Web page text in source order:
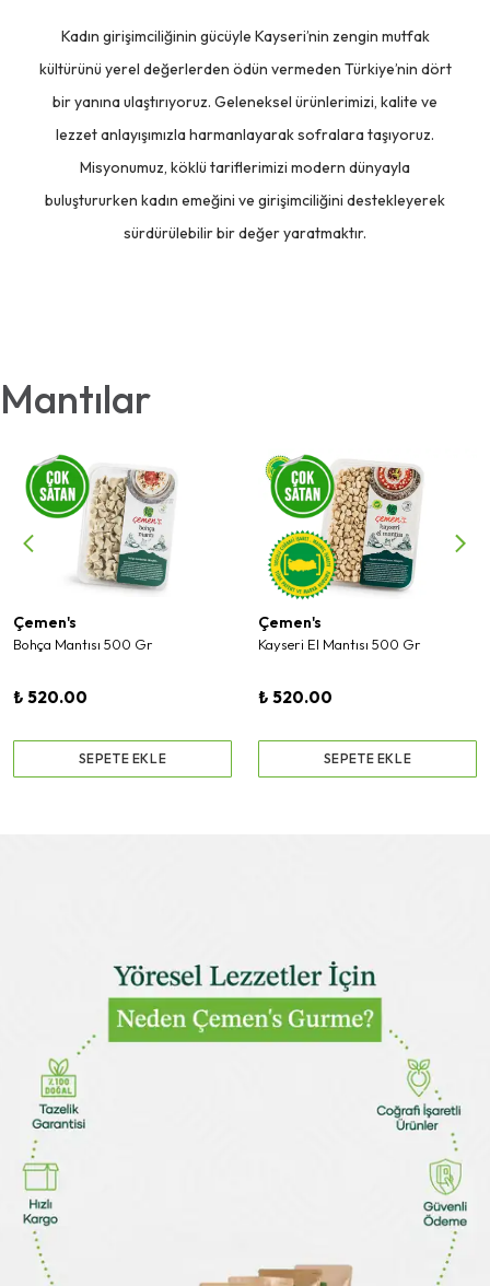
Kadın girişimciliğinin gücüyle Kayseri’nin zengin mutfak
kültürünü yerel değerlerden ödün vermeden Türkiye’nin dört
bir yanına ulaştırıyoruz. Geleneksel ürünlerimizi, kalite ve
lezzet anlayışımızla harmanlayarak sofralara taşıyoruz.
Misyonumuz, köklü tariflerimizi modern dünyayla
buluştururken kadın emeğini ve girişimciliğini destekleyerek
sürdürülebilir bir değer yaratmaktır.
Mantılar
Çemen's
Bohça Mantısı 500 Gr
₺ 520.00
SEPETE EKLE
Çemen's
Kayseri El Mantısı 500 Gr
₺ 520.00
SEPETE EKLE